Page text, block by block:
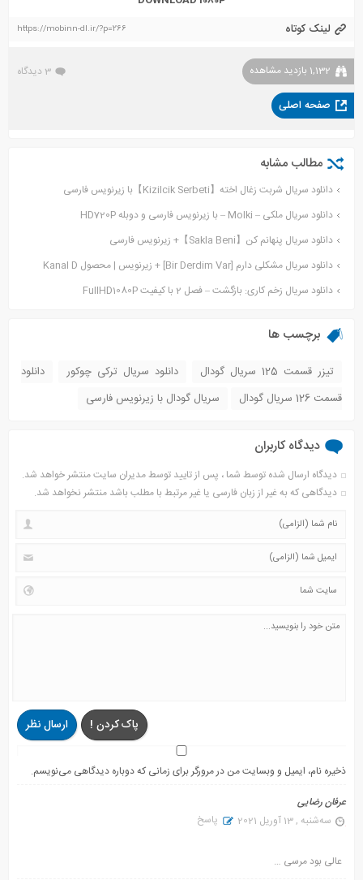
لینک کوتاه https://mobinn-dl.ir/?p=266
1,132 بازدید مشاهده 3 دیدگاه
صفحه اصلی
مطالب مشابه
دانلود سریال شربت زغال اخته【Kizilcik Serbeti】با زیرنویس فارسی
دانلود سریال ملکی – Molki – با زیرنویس فارسی و دوبله HD720P
دانلود سریال پنهانم کن【Sakla Beni】+ زیرنویس فارسی
دانلود سریال مشکلی دارم [Bir Derdim Var] + زیرنویس | محصول Kanal D
دانلود سریال زخم کاری: بازگشت – فصل 2 با کیفیت FullHD1080P
برچسب ها
تیزر قسمت 125 سریال گودال دانلود سریال ترکی چوکور
دانلود
قسمت 126 سریال گودال
سریال گودال با زیرنویس فارسی
دیدگاه کاربران
دیدگاه ارسال شده توسط شما ، پس از تایید توسط مدیران سایت منتشر خواهد شد.
دیدگاهی که به غیر از زبان فارسی یا غیر مرتبط با مطلب باشد منتشر نخواهد شد.
ارسال نظر پاک کردن !
ذخیره نام، ایمیل و وبسایت من در مرورگر برای زمانی که دوباره دیدگاهی می‌نویسم.
عرفان رضایی
سه‌شنبه , 13 آوریل 2021
پاسخ
عالی بود مرسی …